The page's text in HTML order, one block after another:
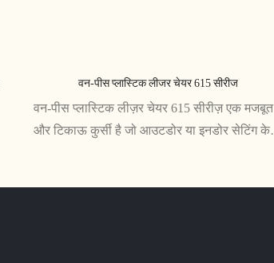
वन-पीस प्लास्टिक लीजर चेयर 615 सीरीज
वन-पीस प्लास्टिक लीज़र चेयर 615 सीरीज़ एक मजबूत
और टिकाऊ कुर्सी है जो आउटडोर या इनडोर सेटिंग के